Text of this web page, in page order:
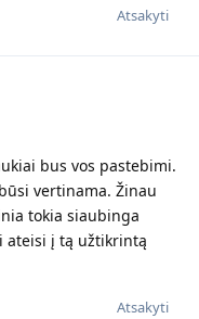
Atsakyti
bus vos pastebimi.
vertinama. Žinau
tokia siaubinga
ateisi į tą užtikrintą
Atsakyti